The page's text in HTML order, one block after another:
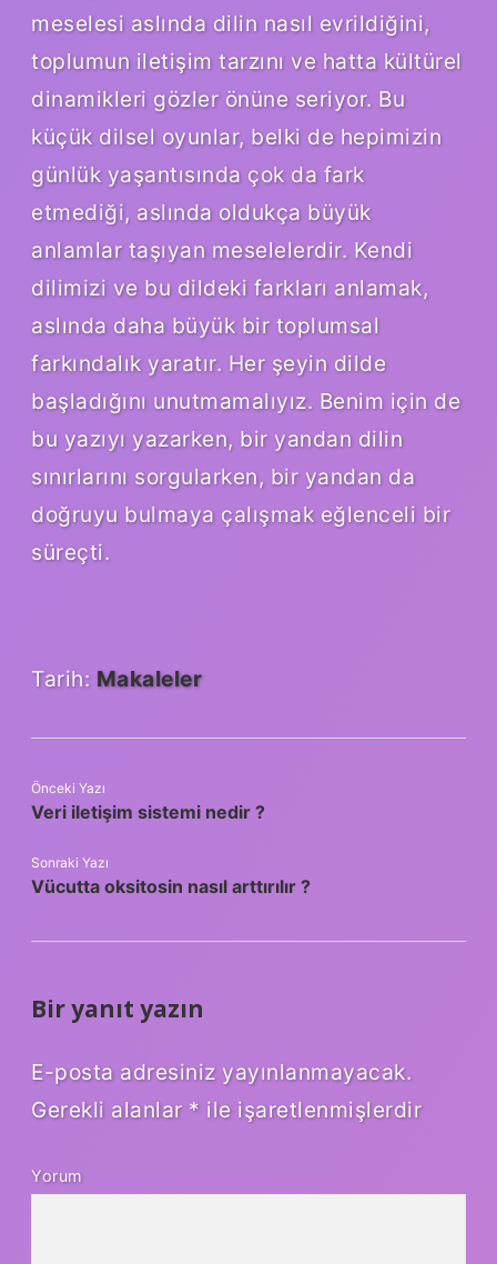
meselesi aslında dilin nasıl evrildiğini,
toplumun iletişim tarzını ve hatta kültürel
dinamikleri gözler önüne seriyor. Bu
küçük dilsel oyunlar, belki de hepimizin
günlük yaşantısında çok da fark
etmediği, aslında oldukça büyük
anlamlar taşıyan meselelerdir. Kendi
dilimizi ve bu dildeki farkları anlamak,
aslında daha büyük bir toplumsal
farkındalık yaratır. Her şeyin dilde
başladığını unutmamalıyız. Benim için de
bu yazıyı yazarken, bir yandan dilin
sınırlarını sorgularken, bir yandan da
doğruyu bulmaya çalışmak eğlenceli bir
süreçti.
Tarih: Makaleler
Önceki Yazı
Veri iletişim sistemi nedir ?
Sonraki Yazı
Vücutta oksitosin nasıl arttırılır ?
Bir yanıt yazın
E-posta adresiniz yayınlanmayacak.
Gerekli alanlar * ile işaretlenmişlerdir
Yorum